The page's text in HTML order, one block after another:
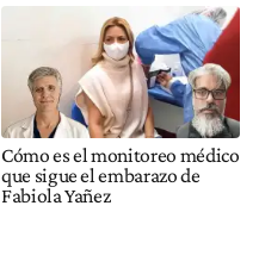
Cómo es el monitoreo médico
que sigue el embarazo de
Fabiola Yañez